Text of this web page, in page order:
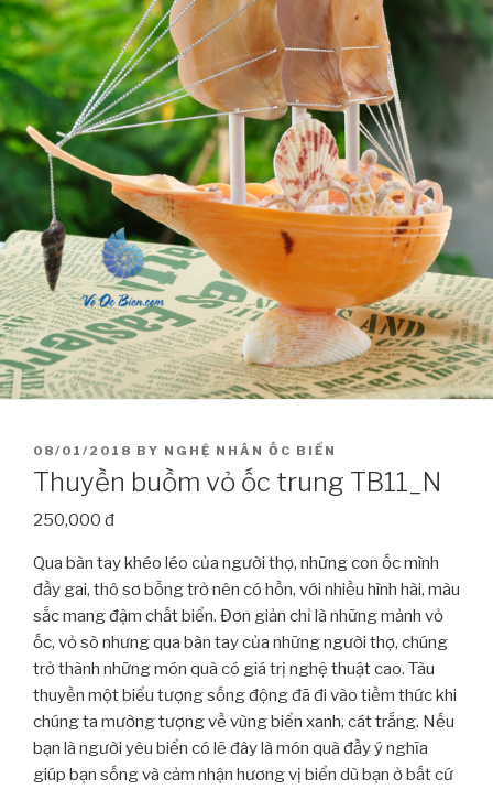
POSTED
ON
08/01/2018 BY NGHỆ NHÂN ỐC BIỂN
Thuyền buồm vỏ ốc trung TB11_N
250,000 đ
Qua bàn tay khéo léo của người thợ, những con ốc mình
đầy gai, thô sơ bỗng trở nên có hồn, với nhiều hình hài, màu
sắc mang đậm chất biển. Đơn giản chỉ là những mảnh vỏ
ốc, vỏ sò nhưng qua bàn tay của những người thợ, chúng
trở thành những món quà có giá trị nghệ thuật cao. Tàu
thuyền một biểu tượng sống động đã đi vào tiềm thức khi
chúng ta mường tượng về vùng biển xanh, cát trắng. Nếu
bạn là người yêu biển có lẽ đây là món quà đầy ý nghĩa
giúp bạn sống và cảm nhận hương vị biển dù bạn ở bất cứ